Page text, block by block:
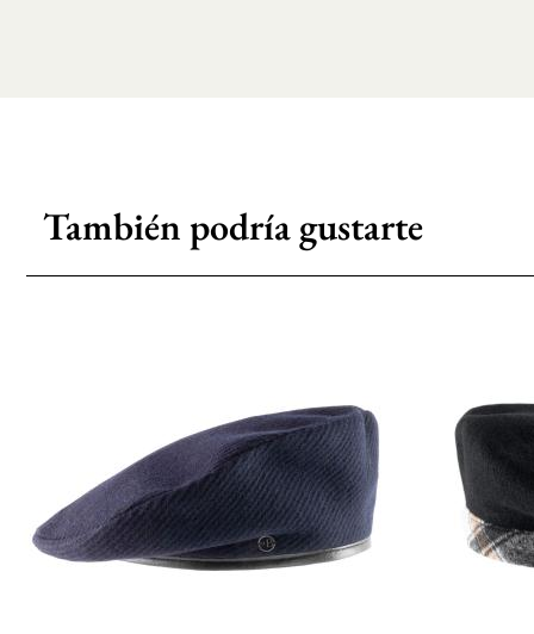
También podría gustarte